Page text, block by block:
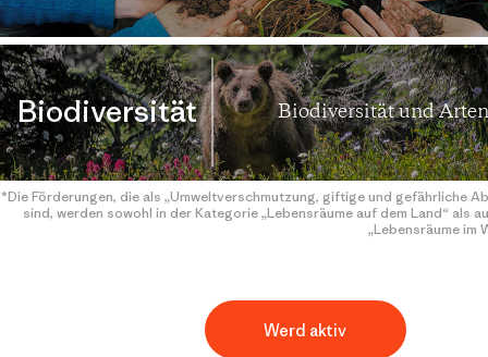
Biodiversität Biodiversität und
*Die Förderungen, die als „Umweltverschmutzung, giftige und gefährliche
sind, werden sowohl in der Kategorie „Lebensräume auf dem Land“ als
„Lebensräume im
Werd aktiv